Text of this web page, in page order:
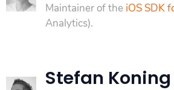
Maintainer of the iOS SDK
Analytics).
Stefan Koning